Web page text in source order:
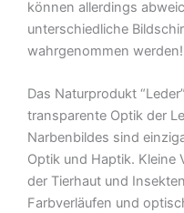
können allerdings
unterschiedliche
wahrgenommen werden!
Das Naturprodukt
transparente Optik der
Narbenbildes sind
Optik und Haptik. Kleine
der Tierhaut und
Farbverläufen und